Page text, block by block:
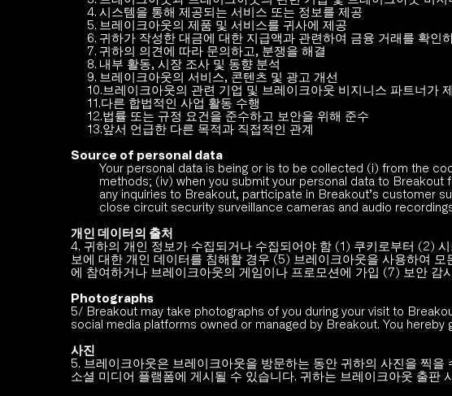
시스템을 통해 제공되는 서비스 또는 정보를 제공
브레이크아웃의 제품 및 서비스를 귀사에 제공
귀하가 작성한 대금에 대한 지급액과 관련하여 금융 거래를 확인
귀하의 의견에 따라 문의하고, 분쟁을 해결
내부 활동, 시장 조사 및 동향 분석
브레이크아웃의 서비스, 콘텐츠 및 광고 개선
브레이크아웃의 관련 기업 및 브레이크아웃 비지니스 파트너가
다른 합법적인 사업 활동 수행
법률 또는 규정 요건을 준수하고 보안을 위해 준수
앞서 언급한 다른 목적과 직접적인 관계
Source of personal data
Your personal data is being or is to be collected (i) from the
methods; (iv) when you submit your personal data to
any inquiries to Breakout, participate in Breakout’s customer
close circuit security surveillance cameras and audio
개인 데이터의 출처
4. 귀하의 개인 정보가 수집되거나 수집되어야 함 (1) 쿠키로부터 (2)
보에 대한 개인 데이터를 침해할 경우 (5) 브레이크아웃을 사용하여
에 참여하거나 브레이크아웃의 게임이나 프로모션에 가입 (7) 보안
Photographs
5/ Breakout may take photographs of you during your visit to
social media platforms owned or managed by Breakout. You
사진
5. 브레이크아웃은 브레이크아웃을 방문하는 동안 귀하의 사진을 찍
소셜 미디어 플램폼에 게시될 수 있습니다. 귀하는 브레이크아웃 출판